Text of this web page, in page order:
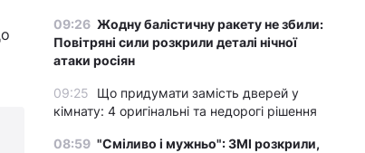
09:26 Жодну балістичну ракету не збили:
Повітряні сили розкрили деталі нічної
атаки росіян
09:25
Що придумати замість дверей у
кімнату: 4 оригінальні та недорогі рішення
08:59 "Сміливо і мужньо": ЗМІ розкрили,